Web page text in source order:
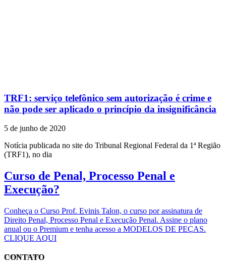
TRF1: serviço telefônico sem autorização é crime e
não pode ser aplicado o princípio da insignificância
5 de junho de 2020
Notícia publicada no site do Tribunal Regional Federal da 1ª Região
(TRF1), no dia
Curso de Penal, Processo Penal e
Execução?
Conheça o Curso Prof. Evinis Talon, o curso por assinatura de
Direito Penal, Processo Penal e Execução Penal. Assine o plano
anual ou o Premium e tenha acesso a MODELOS DE PEÇAS.
CLIQUE AQUI
EVINIS TALON
CONTATO